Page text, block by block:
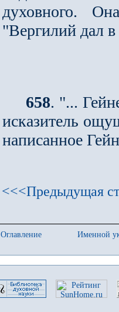
духовного.
"Вергилий дал
658. "...
исказитель
написанное
<<<Предыдущая
Оглавление
Именной